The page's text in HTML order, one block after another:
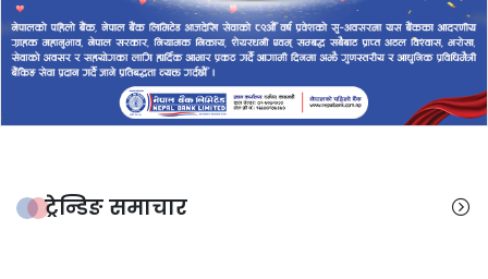
ट्रेन्डिङ समाचार